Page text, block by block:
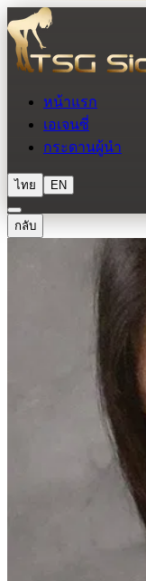
หน้าแรก
เอเจนซี่
กระดานผู้นำ
ไทย EN
กลับ